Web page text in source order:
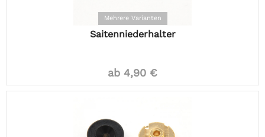
Mehrere Varianten
Saitenniederhalter
ab 4,90 €